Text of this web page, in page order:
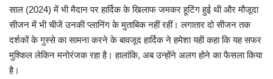
साल (2024) में भी मैदान पर हार्दिक के खिलाफ जमकर हूटिंग हुई थी और मौजूदा
सीजन में भी चीजें उनकी प्लानिंग के मुताबिक नहीं रहीं। लगातार दो सीजन तक
दर्शकों के गुस्से का सामना करने के बावजूद हार्दिक ने हमेशा यही कहा कि यह सफर
मुश्किल लेकिन मनोरंजक रहा है। हालांकि, अब उन्होंने अलग होने का फैसला किया
है।